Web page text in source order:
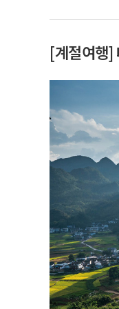
[계절여행]